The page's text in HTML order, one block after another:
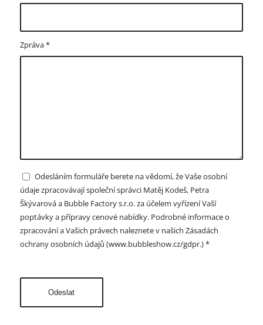
Zpráva*
Odesláním formuláře berete na vědomí, že Vaše osobní
údaje zpracovávají společní správci Matěj Kodeš, Petra
Škývarová a Bubble Factory s.r.o. za účelem vyřízení Vaší
poptávky a přípravy cenové nabídky. Podrobné informace o
zpracování a Vašich právech naleznete v našich Zásadách
ochrany osobních údajů (www.bubbleshow.cz/gdpr.)*